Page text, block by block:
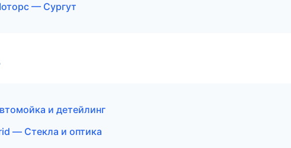
— Сургут
и детейлинг
— Стекла и оптика